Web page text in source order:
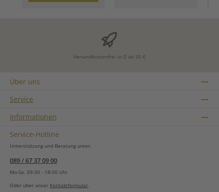
Versandkostenfrei in D ab 35 €
Über uns
Service
Informationen
Service-Hotline
Unterstützung und Beratung unter:
089 / 67 37 09 00
Mo-Sa, 09:30 - 18:00 Uhr
Oder über unser Kontaktformular.